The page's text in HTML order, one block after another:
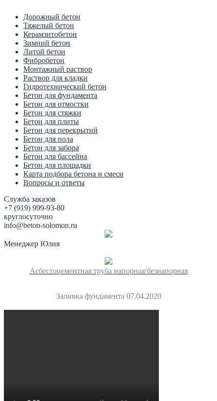
Дорожный бетон
Тяжелый бетон
Керамзитобетон
Зимний бетон
Литой бетон
Фибробетон
Монтажный раствор
Раствор для кладки
Гидротехнический бетон
Бетон для фундамента
Бетон для отмостки
Бетон для стяжки
Бетон для плиты
Бетон для перекрытий
Бетон для пола
Бетон для забора
Бетон для бассейна
Бетон для площадки
Карта подбора бетона и смеси
Вопросы и ответы
Служба заказов
+7 (919) 999-93-80
круглосуточно
info@beton-solomon.ru
Менеджер Юлия
Асбестоцементная труба напорная/безнапорная
Заливка фундамента 07.04.2020